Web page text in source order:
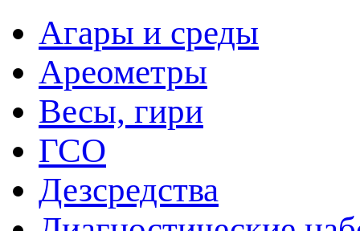
Агары и среды
Ареометры
Весы, гири
ГСО
Дезсредства